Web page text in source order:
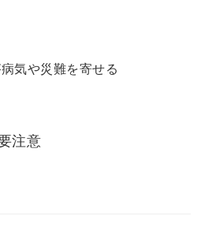
気や災難を寄せる
注意